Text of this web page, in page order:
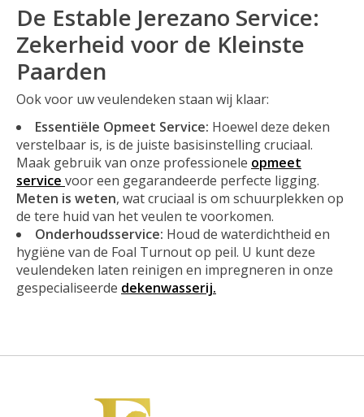
De Estable Jerezano Service:
Zekerheid voor de Kleinste
Paarden
Ook voor uw veulendeken staan wij klaar:
Essentiële Opmeet Service: Hoewel deze deken
verstelbaar is, is de juiste basisinstelling cruciaal.
Maak gebruik van onze professionele opmeet
service voor een gegarandeerde perfecte ligging.
Meten is weten, wat cruciaal is om schuurplekken op
de tere huid van het veulen te voorkomen.
Onderhoudsservice: Houd de waterdichtheid en
hygiëne van de Foal Turnout op peil. U kunt deze
veulendeken laten reinigen en impregneren in onze
gespecialiseerde dekenwasserij.